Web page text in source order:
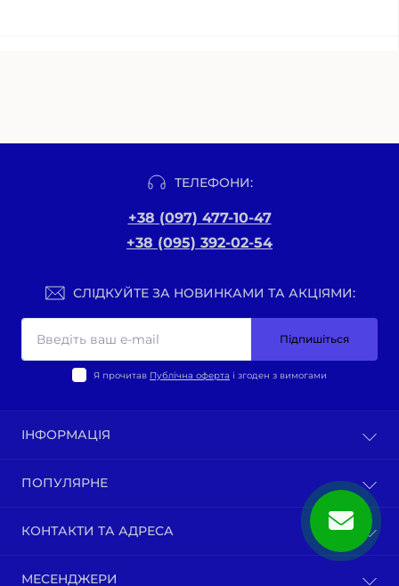
ТЕЛЕФОНИ:
+38 (097) 477-10-47
+38 (095) 392-02-54
СЛІДКУЙТЕ ЗА НОВИНКАМИ ТА АКЦІЯМИ:
Підпишіться
Я прочитав Публічна оферта і згоден з вимогами
ІНФОРМАЦІЯ
Політика конфіденційності
Про нас
Карта сайту
ПОПУЛЯРНЕ
Запчастини мотоциклів китай
Бензопили / тримера (мотокоси) та запчастини
КОНТАКТИ ТА АДРЕСА
МЕСЕНДЖЕРИ